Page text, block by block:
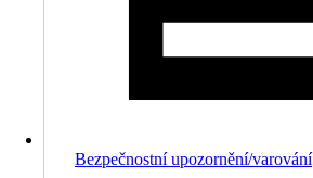
Bezpečnostní upozornění/varování